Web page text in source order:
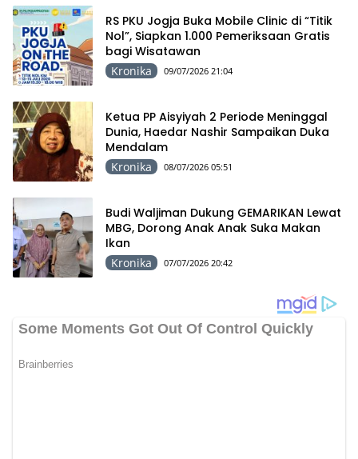
RS PKU Jogja Buka Mobile Clinic di “Titik
Nol”, Siapkan 1.000 Pemeriksaan Gratis
bagi Wisatawan
Kronika 09/07/2026 21:04
Ketua PP Aisyiyah 2 Periode Meninggal
Dunia, Haedar Nashir Sampaikan Duka
Mendalam
Kronika 08/07/2026 05:51
Budi Waljiman Dukung GEMARIKAN Lewat
MBG, Dorong Anak Anak Suka Makan
Ikan
Kronika 07/07/2026 20:42